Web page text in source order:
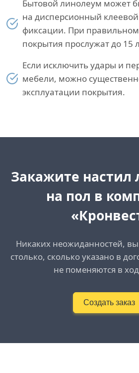
Бытовой линолеум может
на дисперсионный клеевой
фиксации. При
покрытия прослужат до 15
Если исключить удары и
мебели, можно
эксплуатации покрытия.
Закажите настил
на пол в
Никаких неожиданностей,
столько, сколько указано в
не поменяются в
Создать заказ